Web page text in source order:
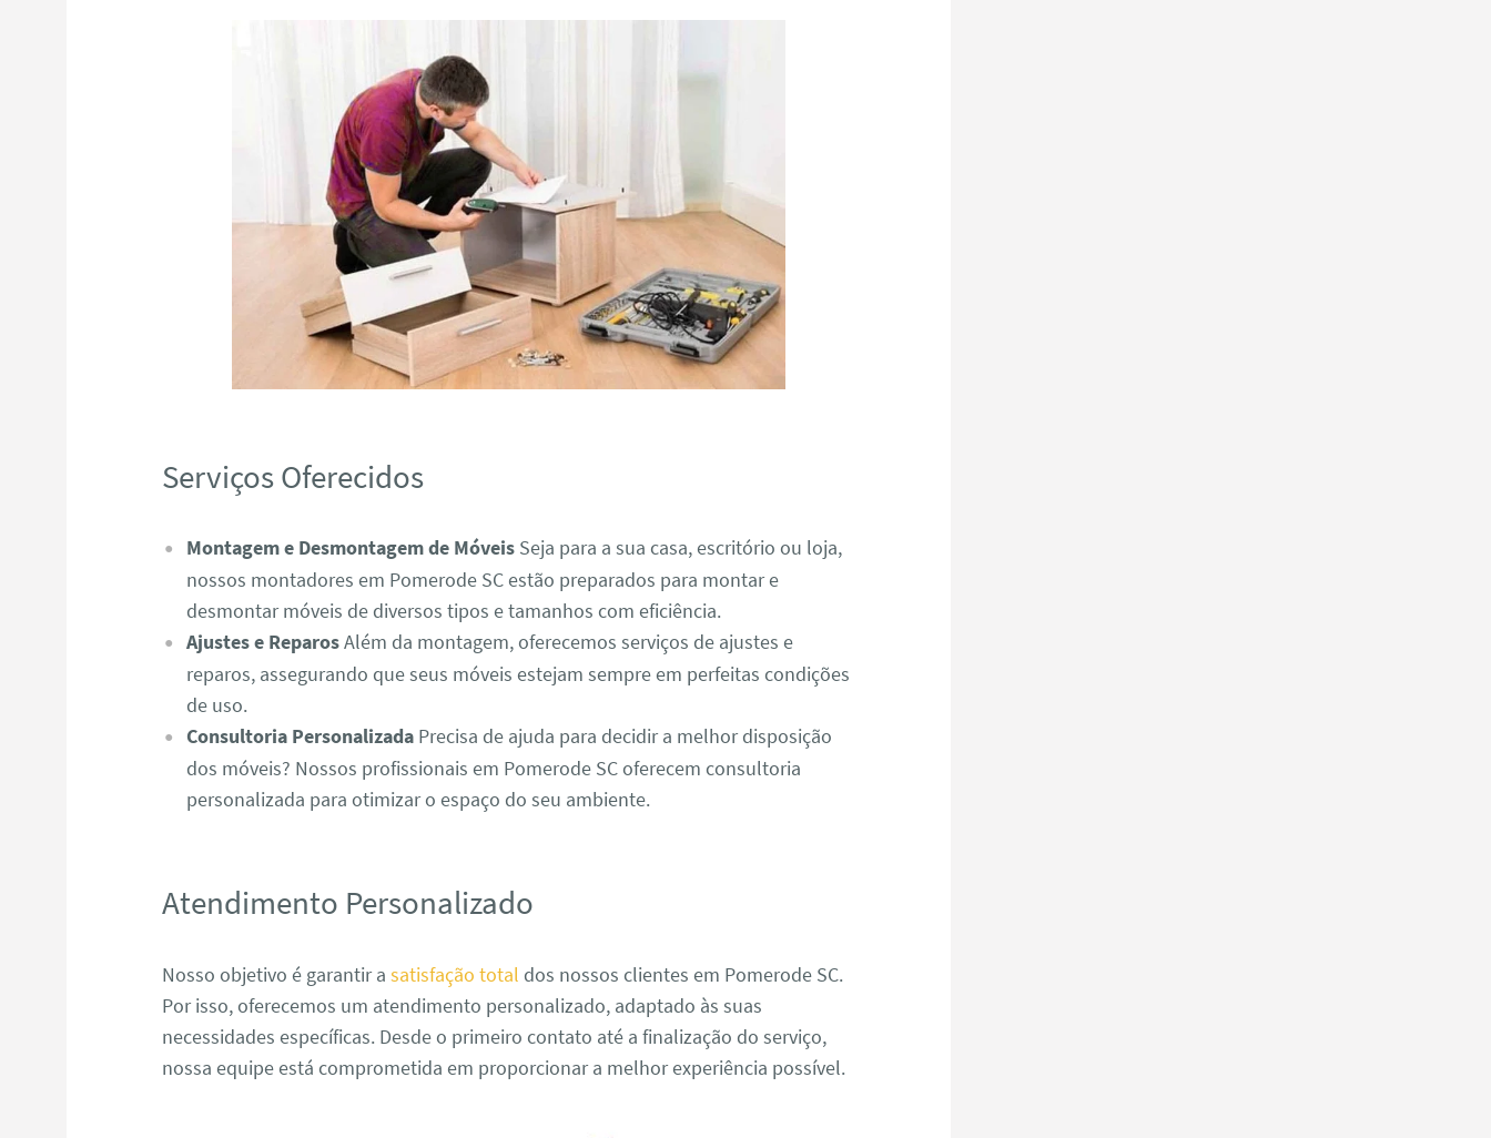
Serviços Oferecidos
Montagem e Desmontagem de MóveisSeja para a sua casa, escritório ou loja,
nossos montadores em Pomerode SC estão preparados para montar e
desmontar móveis de diversos tipos e tamanhos com eficiência.
Ajustes e ReparosAlém da montagem, oferecemos serviços de ajustes e
reparos, assegurando que seus móveis estejam sempre em perfeitas condições
de uso.
Consultoria PersonalizadaPrecisa de ajuda para decidir a melhor disposição
dos móveis? Nossos profissionais em Pomerode SC oferecem consultoria
personalizada para otimizar o espaço do seu ambiente.
Atendimento Personalizado
Nosso objetivo é garantir asatisfação total dos nossos clientes em Pomerode SC.
Por isso, oferecemos um atendimento personalizado, adaptado às suas
necessidades específicas. Desde o primeiro contato até a finalização do serviço,
nossa equipe está comprometida em proporcionar a melhor experiência possível.